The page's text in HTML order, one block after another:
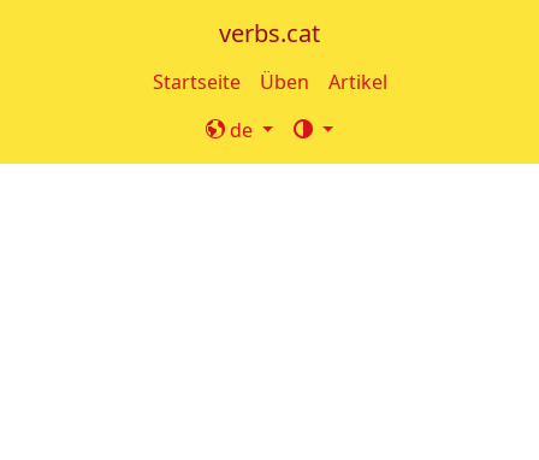
verbs.cat
Startseite Üben
Artikel
de